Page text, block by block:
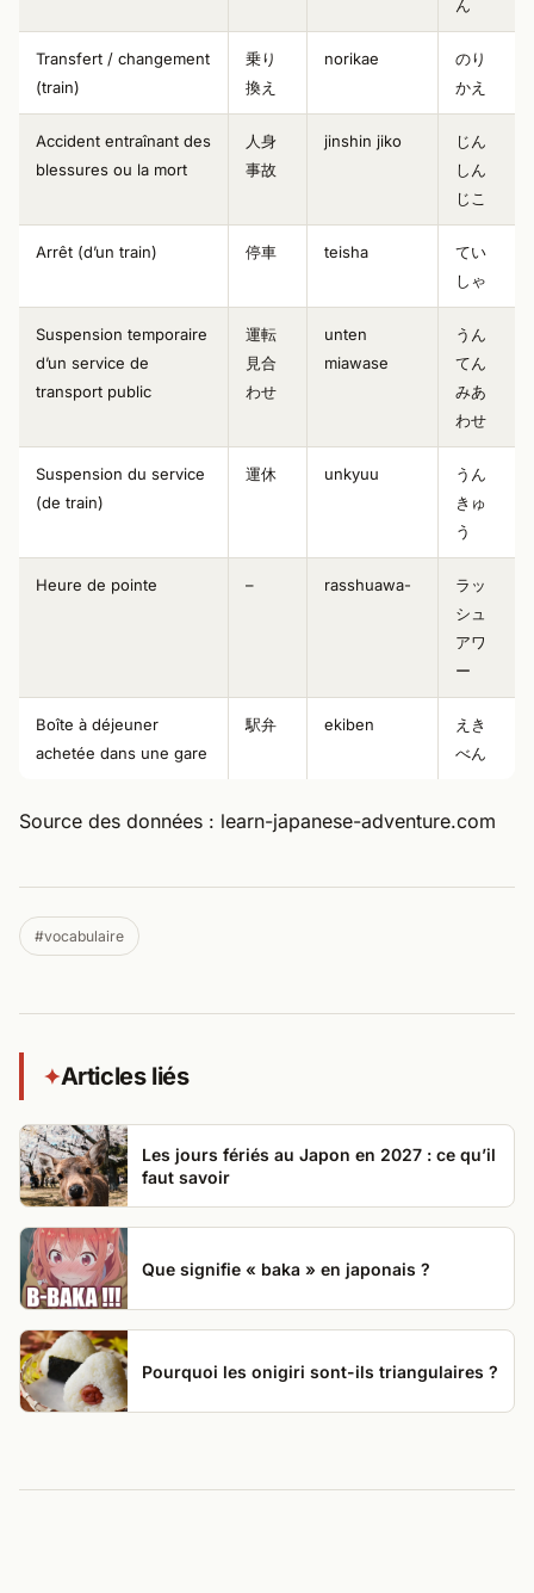
ん
Transfert / changement
(train)
乗り
換え
norikae
のり
かえ
Accident entraînant des
blessures ou la mort
人身
事故
jinshin jiko
じん
しん
じこ
Arrêt (d’un train) 停車 teisha
てい
しゃ
Suspension temporaire
d’un service de
transport public
運転
見合
わせ
unten
miawase
うん
てん
みあ
わせ
Suspension du service
(de train)
運休 unkyuu
うん
きゅ
う
Heure de pointe – rasshuawa-
ラッ
シュ
アワ
ー
Boîte à déjeuner
achetée dans une gare
駅弁 ekiben
えき
べん
Source des données : learn-japanese-adventure.com
#vocabulaire
✦Articles liés
Les jours fériés au Japon en 2027 : ce qu’il
faut savoir
Que signifie « baka » en japonais ?
Pourquoi les onigiri sont-ils triangulaires ?